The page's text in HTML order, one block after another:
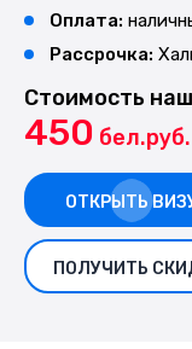
Оплата:
Рассрочка:
Стоимость
450 бел.руб.
ОТКРЫТЬ
ПОЛУЧИТЬ